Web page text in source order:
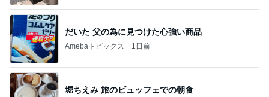
だいた 父の為に見つけた心強い商品
Amebaトピックス 1日前
堀ちえみ 旅のビュッフェでの朝食